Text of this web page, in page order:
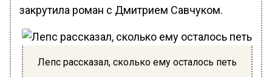
закрутила роман с Дмитрием Савчуком.
Лепс рассказал, сколько ему осталось петь